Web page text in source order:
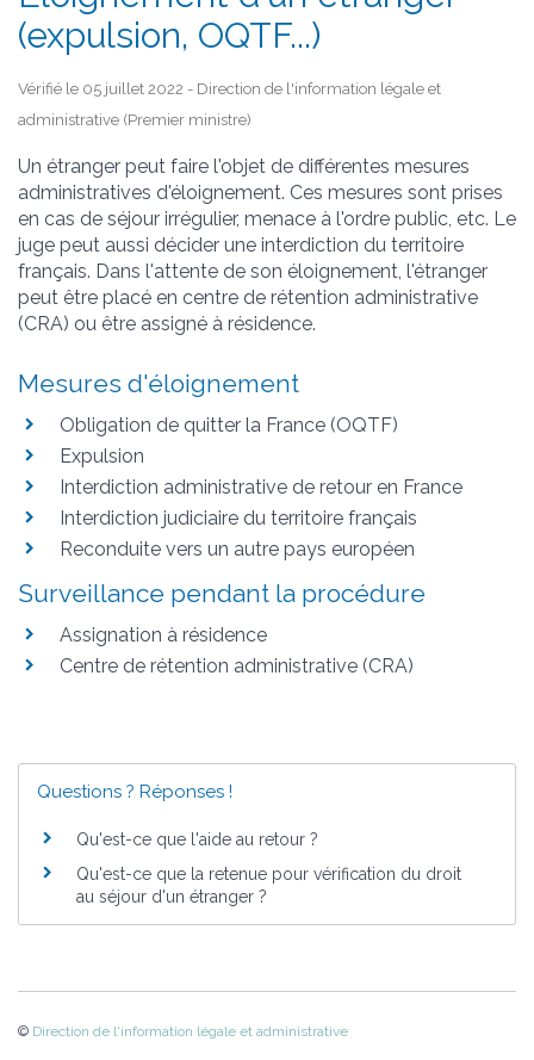
(expulsion, OQTF...)
Vérifié le 05 juillet 2022 - Direction de l'information légale et
administrative (Premier ministre)
Un étranger peut faire l'objet de différentes mesures
administratives d'éloignement. Ces mesures sont prises
en cas de séjour irrégulier, menace à l'ordre public, etc. Le
juge peut aussi décider une interdiction du territoire
français. Dans l'attente de son éloignement, l'étranger
peut être placé en centre de rétention administrative
(CRA) ou être assigné à résidence.
Mesures d'éloignement
Obligation de quitter la France (OQTF)
Expulsion
Interdiction administrative de retour en France
Interdiction judiciaire du territoire français
Reconduite vers un autre pays européen
Surveillance pendant la procédure
Assignation à résidence
Centre de rétention administrative (CRA)
Questions ? Réponses !
Qu'est-ce que l'aide au retour ?
Qu'est-ce que la retenue pour vérification du droit
au séjour d'un étranger ?
© Direction de l'information légale et administrative